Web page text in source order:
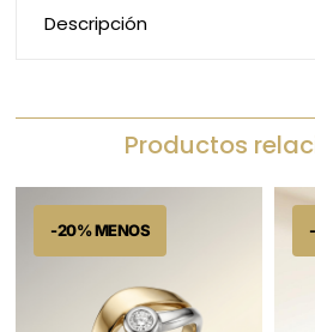
Descripción
Productos